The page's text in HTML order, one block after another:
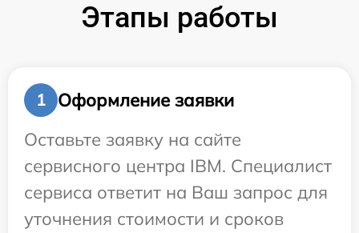
Этапы работы
1
Оформление заявки
Оставьте заявку на сайте
сервисного центра IBM. Специалист
сервиса ответит на Ваш запрос для
уточнения стоимости и сроков